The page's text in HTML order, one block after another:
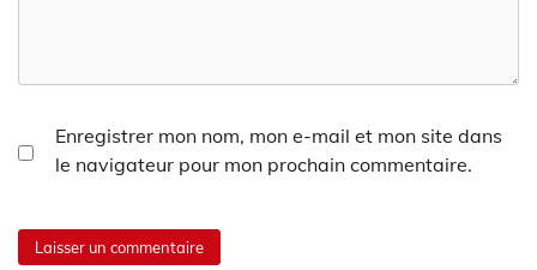
Enregistrer mon nom, mon e-mail et mon site dans
le navigateur pour mon prochain commentaire.